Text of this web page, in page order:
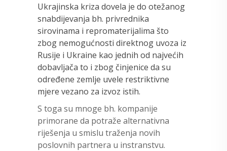
Ukrajinska kriza dovela je do otežanog
snabdijevanja bh. privrednika
sirovinama i repromaterijalima što
zbog nemogućnosti direktnog uvoza iz
Rusije i Ukraine kao jednih od najvećih
dobavljača to i zbog činjenice da su
određene zemlje uvele restriktivne
mjere vezano za izvoz istih.
S toga su mnoge bh. kompanije
primorane da potraže alternativna
riješenja u smislu traženja novih
poslovnih partnera u instranstvu.